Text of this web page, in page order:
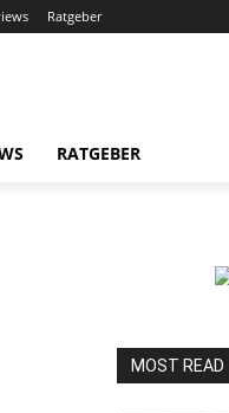
Ratgeber
RATGEBER
MOST READ